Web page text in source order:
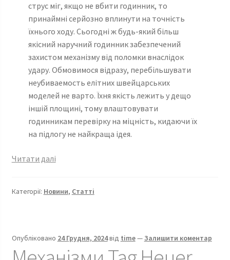
струс міг, якщо не вбити годинник, то
принаймні серйозно вплинути на точність
їхнього ходу. Сьогодні ж будь-який більш
якісний наручний годинник забезпечений
захистом механізму від поломки внаслідок
удару. Обмовимося відразу, перебільшувати
неубиваемость елітних швейцарських
моделей не варто. Їхня якість лежить у дещо
іншій площині, тому влаштовувати
годинникам перевірку на міцність, кидаючи їх
на підлогу не найкраща ідея.
Читати даліТипи
захисту
використовуються
Категорії: Новини, Статті
Опубліковано 24 Грудня, 2024від time—Залишити коментар